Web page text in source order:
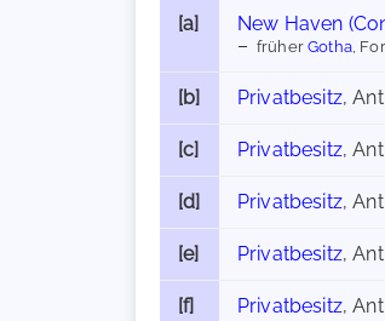
[a] New Haven
früherGotha,
[b] Privatbesitz,
[c] Privatbesitz,
[d] Privatbesitz,
[e] Privatbesitz,
[f] Privatbesitz,